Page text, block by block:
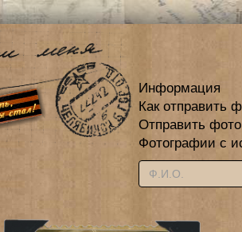
Информация
Как отправить
Отправить
Фотографии с